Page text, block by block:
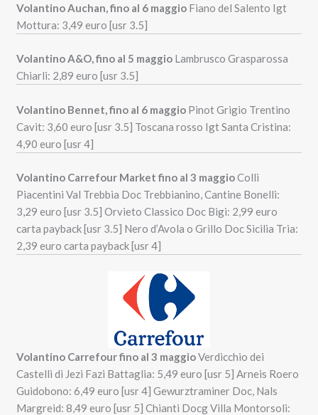
Volantino Auchan, fino al 6 maggio Fiano del Salento Igt
Mottura: 3,49 euro [usr 3.5]
Volantino A&O, fino al 5 maggio Lambrusco Grasparossa
Chiarli: 2,89 euro [usr 3.5]
Volantino Bennet, fino al 6 maggio Pinot Grigio Trentino
Cavit: 3,60 euro [usr 3.5] Toscana rosso Igt Santa Cristina:
4,90 euro [usr 4]
Volantino Carrefour Market fino al 3 maggioColli
Piacentini Val Trebbia Doc Trebbianino, Cantine Bonelli:
3,29 euro [usr 3.5] Orvieto Classico Doc Bigi: 2,99 euro
carta payback [usr 3.5] Nero d’Avola o Grillo Doc Sicilia Tria:
2,39 euro carta payback [usr 4]
Volantino Carrefour fino al 3 maggioVerdicchio dei
Castelli di Jezi Fazi Battaglia: 5,49 euro [usr 5] Arneis Roero
Guidobono: 6,49 euro [usr 4] Gewurztraminer Doc, Nals
Margreid: 8,49 euro [usr 5] Chianti Docg Villa Montorsoli: